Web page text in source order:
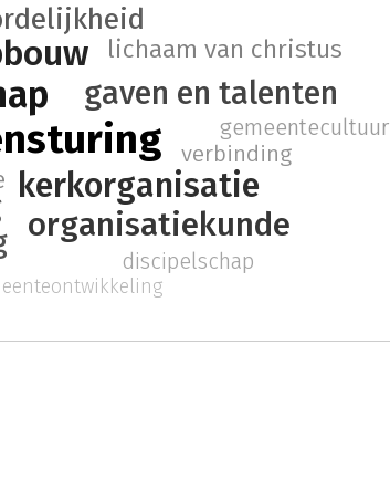
kerkorganisatie
gaven en talenten
organisatiekunde
lichaam van christus
gemeentecultuur
verbinding
discipelschap